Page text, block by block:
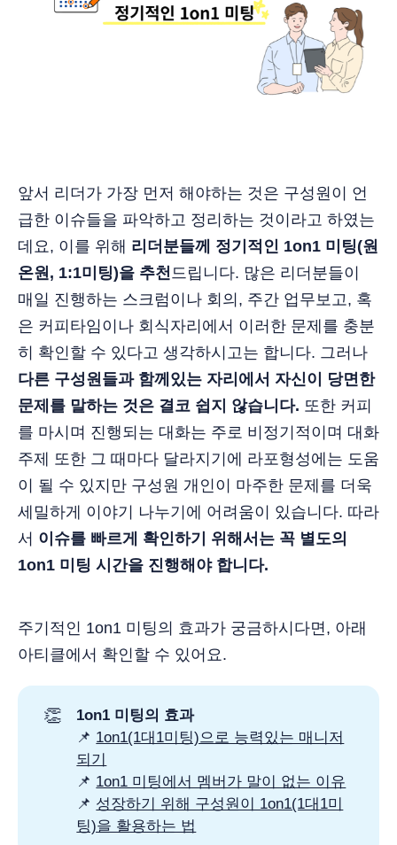
앞서 리더가 가장 먼저 해야하는 것은 구성원이 언
급한 이슈들을 파악하고 정리하는 것이라고 하였는
데요, 이를 위해 리더분들께 정기적인 1on1 미팅(원
온원, 1:1미팅)을 추천 드립니다. 많은 리더분들이
매일 진행하는 스크럼이나 회의, 주간 업무보고, 혹
은 커피타임이나 회식자리에서 이러한 문제를 충분
히 확인할 수 있다고 생각하시고는 합니다. 그러나
다른 구성원들과 함께있는 자리에서 자신이 당면한
문제를 말하는 것은 결코 쉽지 않습니다. 또한 커피
를 마시며 진행되는 대화는 주로 비정기적이며 대화
주제 또한 그 때마다 달라지기에 라포형성에는 도움
이 될 수 있지만 구성원 개인이 마주한 문제를 더욱
세밀하게 이야기 나누기에 어려움이 있습니다. 따라
서 이슈를 빠르게 확인하기 위해서는 꼭 별도의
1on1 미팅 시간을 진행해야 합니다.
주기적인 1on1 미팅의 효과가 궁금하시다면, 아래
아티클에서 확인할 수 있어요.
👏
1on1 미팅의 효과
📌 1on1(1대1미팅)으로 능력있는 매니저
되기
📌 1on1 미팅에서 멤버가 말이 없는 이유
📌 성장하기 위해 구성원이 1on1(1대1미
팅)을 활용하는 법